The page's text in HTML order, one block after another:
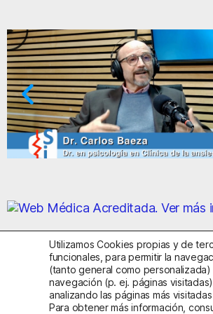
Aviso
Utilizamos Cookies propias y de
funcionales, para permitir la
(tanto general como
navegación (p. ej. páginas
analizando las páginas más
Para obtener más información,